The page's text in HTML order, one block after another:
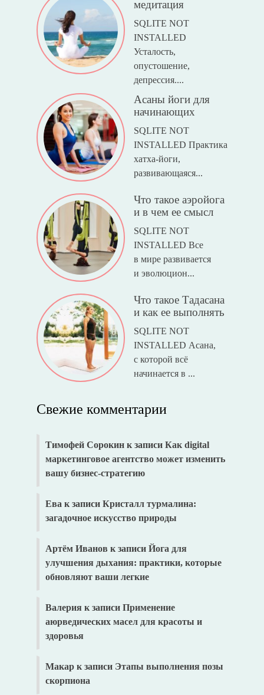
Можно ли
заниматься йогой
при беременности
SQLITE NOT
INSTALLED
Беременность — это
естественный пр...
Выполнение асаны
Поза Журавля
SQLITE NOT
упражнение относится
к асанам ...
Кризис среднего
возраста и йога
SQLITE NOT
среднего возраста
реально с...
Йога и смысл
жизни
SQLITE NOT
разные л...
Свежие комментарии
Тимофей Сорокинк записи Как digital
маркетинговое агентство может изменить
вашу бизнес-стратегию
Ева к записи Кристалл турмалина:
загадочное искусство природы
Артём Иванов к записи Йога для
улучшения дыхания: практики, которые
обновляют ваши легкие
Валерия к записи Применение
аюрведических масел для красоты и
здоровья
Макарк записи Этапы выполнения позы
скорпиона